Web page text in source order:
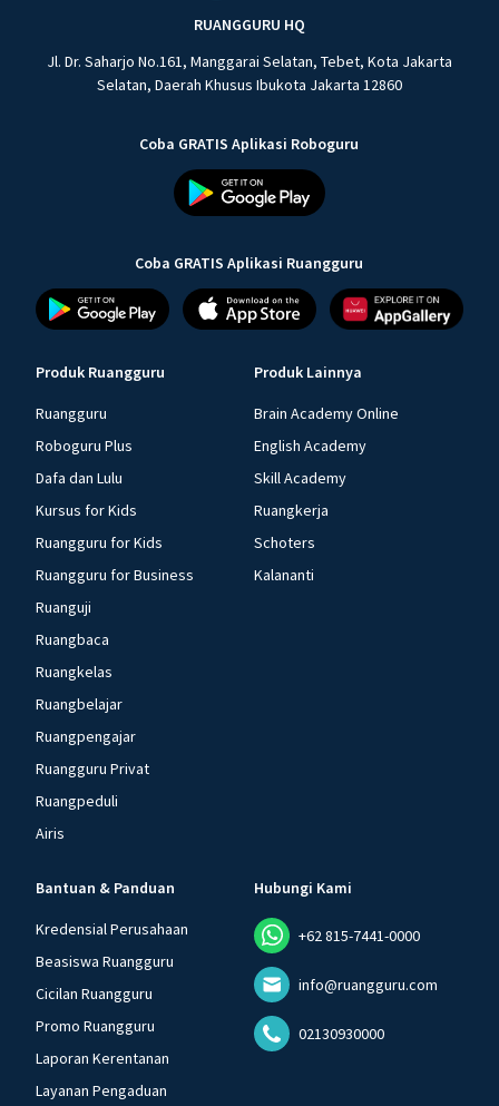
RUANGGURU HQ
Jl. Dr. Saharjo No.161, Manggarai Selatan, Tebet, Kota Jakarta
Selatan, Daerah Khusus Ibukota Jakarta 12860
Coba GRATIS Aplikasi Roboguru
Coba GRATIS Aplikasi Ruangguru
Produk Ruangguru
Ruangguru
Roboguru Plus
Dafa dan Lulu
Kursus for Kids
Ruangguru for Kids
Ruangguru for Business
Ruanguji
Ruangbaca
Ruangkelas
Ruangbelajar
Ruangpengajar
Ruangguru Privat
Ruangpeduli
Airis
Produk Lainnya
Brain Academy Online
English Academy
Skill Academy
Ruangkerja
Schoters
Kalananti
Bantuan & Panduan
Kredensial Perusahaan
Beasiswa Ruangguru
Cicilan Ruangguru
Promo Ruangguru
Laporan Kerentanan
Layanan Pengaduan
Hubungi Kami
+62 815-7441-0000
info@ruangguru.com
02130930000